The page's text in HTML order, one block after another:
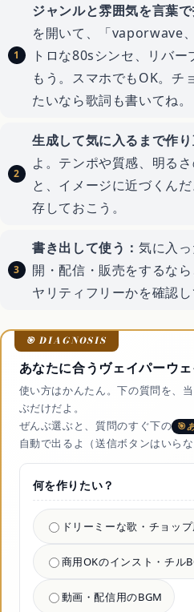
ジャンルと雰囲気を言葉で
を開いて、「vaporwave
トロな80sシンセ、リバ
もう。スマホでもOK。チ
たいなら歌詞も書いてね。
生成して気に入るまで作り
よ。テンポや質感、明る
と、イメージに近づくん
存しておこう。
書き出して使う：気に入
開・配信・販売をするな
ヤリティフリーかを確認し
あなたに合うヴェイパーウ
使い方はかんたん。下の質問を、
ぶだけだよ。
ぜんぶ選ぶと、質問のすぐ下の
自動で出るよ（送信ボタンはいらな
何を作りたい？
ドリーミーな歌・チョッ
商用OKのインスト・チル
動画・配信用のBGM